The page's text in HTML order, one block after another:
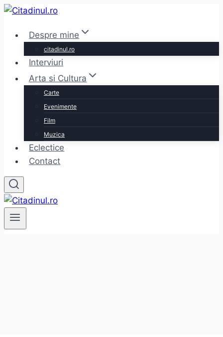
Skip
contentDespre mine
citadinul.ro
Interviuri
Arta si Cultura
Carte
Evenimente
Film
Muzica
Eclectice
Contact